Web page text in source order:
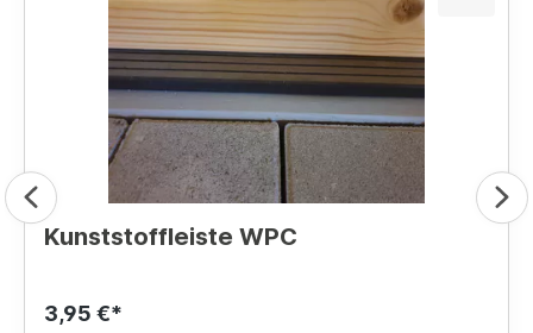
Kunststoffleiste WPC
3,95 €*